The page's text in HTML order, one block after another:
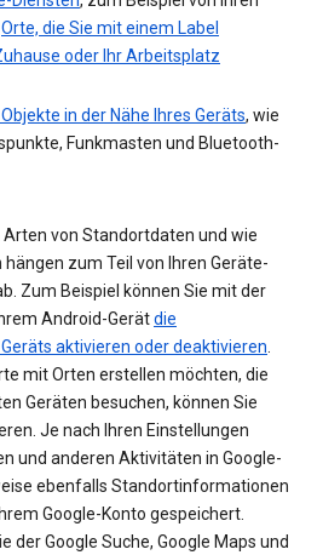
Orte, die Sie mit einem Label
oder Ihr Arbeitsplatz
in der Nähe Ihres Geräts, wie
Funkmasten und Bluetooth-
Arten von Standortdaten und wie
zum Teil von Ihren Geräte-
Zum Beispiel können Sie mit der
Android-Gerätdie
aktivieren oder deaktivieren
mit Orten erstellen möchten, die
Geräten besuchen, können Sie
Je nach Ihren Einstellungen
und anderen Aktivitäten in Google-
ebenfalls Standortinformationen
Google-Konto gespeichert.
der Google Suche, Google Maps und